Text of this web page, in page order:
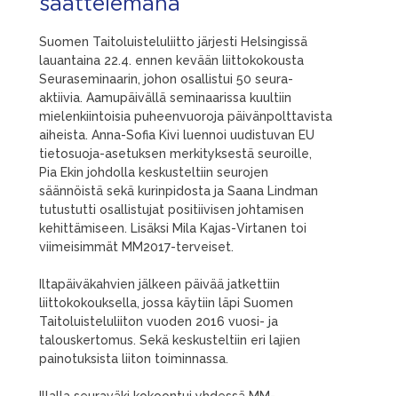
saattelemana
Suomen Taitoluisteluliitto järjesti Helsingissä
lauantaina 22.4. ennen kevään liittokokousta
Seuraseminaarin, johon osallistui 50 seura-
aktiivia. Aamupäivällä seminaarissa kuultiin
mielenkiintoisia puheenvuoroja päivänpolttavista
aiheista. Anna-Sofia Kivi luennoi uudistuvan EU
tietosuoja-asetuksen merkityksestä seuroille,
Pia Ekin johdolla keskusteltiin seurojen
säännöistä sekä kurinpidosta ja Saana Lindman
tutustutti osallistujat positiivisen johtamisen
kehittämiseen. Lisäksi Mila Kajas-Virtanen toi
viimeisimmät MM2017-terveiset.
Iltapäiväkahvien jälkeen päivää jatkettiin
liittokokouksella, jossa käytiin läpi Suomen
Taitoluisteluliiton vuoden 2016 vuosi- ja
talouskertomus. Sekä keskusteltiin eri lajien
painotuksista liiton toiminnassa.